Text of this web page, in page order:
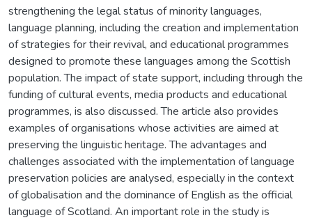
strengthening the legal status of minority languages,
language planning, including the creation and implementation
of strategies for their revival, and educational programmes
designed to promote these languages among the Scottish
population. The impact of state support, including through the
funding of cultural events, media products and educational
programmes, is also discussed. The article also provides
examples of organisations whose activities are aimed at
preserving the linguistic heritage. The advantages and
challenges associated with the implementation of language
preservation policies are analysed, especially in the context
of globalisation and the dominance of English as the official
language of Scotland. An important role in the study is